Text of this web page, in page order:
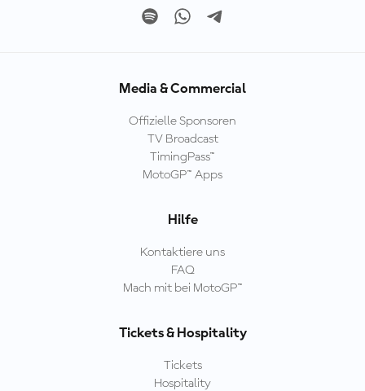
Media & Commercial
Offizielle Sponsoren
TV Broadcast
TimingPass™
MotoGP™ Apps
Hilfe
Kontaktiere uns
FAQ
Mach mit bei MotoGP™
Tickets & Hospitality
Tickets
Hospitality